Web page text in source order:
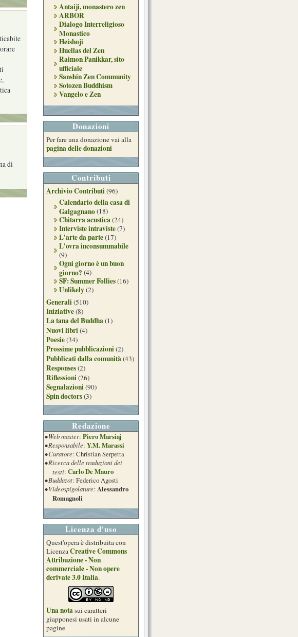
di
Antaiji, monastero zen
ARBOR
Dialogo Interreligioso
Monastico
Heishoji
Huellas del Zen
Raimon Panikkar, sito
ufficiale
Sanshin Zen Community
Sotozen Buddhism
Vangelo e Zen
Donazioni
Per fare una donazione vai alla
pagina delle donazioni
Contributi
Archivio Contributi(96)
Calendario della casa di
Galgagnano(18)
Chitarra acustica(24)
Interviste intraviste(7)
L'arte da parte(17)
L'ovra inconsummabile
(9)
Ogni giorno è un buon
giorno? (4)
SF: Summer Follies(16)
Unlikely(2)
Generali(510)
Iniziative(8)
La tana del Buddha(1)
Nuovi libri(4)
Poesie(34)
Prossime pubblicazioni(2)
Pubblicati dalla comunità(43)
Responses(2)
Riflessioni(26)
Segnalazioni(90)
Spin doctors(3)
Redazione
• Web master: Piero Marsiaj
• Responsabile: Y.M. Marassi
• Curatore: Christian Serpetta
• Ricerca delle traduzioni dei
testi: Carlo De Mauro
• Buddazot: Federico Agosti
• Videospigolature:Alessandro
Romagnoli
Licenza d'uso
Quest'opera è distribuita con
LicenzaCreative Commons
Attribuzione - Non
commerciale - Non opere
derivate 3.0 Italia.
Una notasui caratteri
giapponesi usati in alcune
pagine